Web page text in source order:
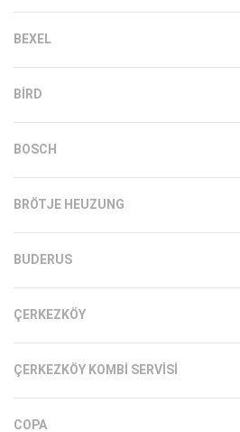
BEXEL
BIRD
BOSCH
BRÖTJE HEUZUNG
BUDERUS
ÇERKEZKÖY
ÇERKEZKÖY KOMBI SERVISI
COPA